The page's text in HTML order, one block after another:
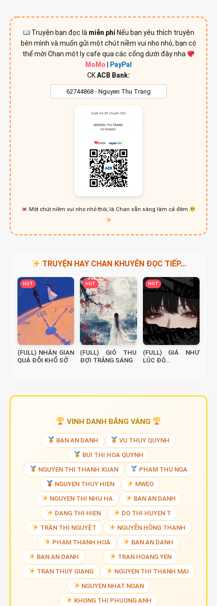
Truyện bạn đọc là miễn phíNếu bạn yêu thích truyện
bên mình và muốn gửi một chút niềm vui nho nhỏ, bạn có
thể mời Chan một ly cafe qua các cổng dưới đây nha
MoMo
PayPal
CKACB Bank:
Một chút niềm vui nho nhỏ thôi, là Chan sẵn sàng làm cả đêm
TRUYỆN HAY CHAN KHUYÊN ĐỌC TIẾP...
HOT
(FULL) NHÂN GIAN
QUÁ ĐỖI KHỔ SỞ
HOT
(FULL) GIÓ THU
ĐỢI TRĂNG SÁNG
HOT
(FULL) GIÁ NHƯ
LÚC ĐÓ…
VINH DANH BẢNG VÀNG
BAN AN DANH
VU THUY QUYNH
BUI THI HOA QUYNH
NGUYEN THI THANH XUAN
PHAM THU NGA
NGUYEN THUY HIEN
MWEO
NGUYEN THI NHU HA
BAN AN DANH
DANG THI HIEN
DO THI HUYEN T
TRẦN THỊ NGUYỆT
NGUYỄN HỒNG THANH
PHẠM THANH HOÀ
BAN AN DANH
BAN AN DANH
TRAN HOANG YEN
TRAN THUY GIANG
NGUYEN THI THANH MAI
NGUYEN NHAT NGAN
KHONG THI PHUONG ANH